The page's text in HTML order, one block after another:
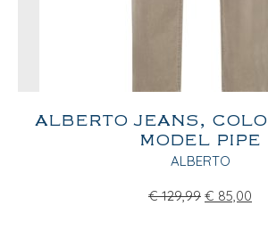
ALBERTO JEANS,
MODEL PIPE
ALBERTO
€ 129,99 € 85,00